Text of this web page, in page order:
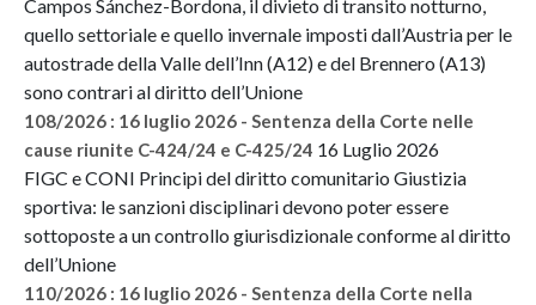
Campos Sánchez-Bordona, il divieto di transito notturno,
quello settoriale e quello invernale imposti dall’Austria per le
autostrade della Valle dell’Inn (A12) e del Brennero (A13)
sono contrari al diritto dell’Unione
108/2026 : 16 luglio 2026 - Sentenza della Corte nelle
cause riunite C-424/24 e C-425/24 16 Luglio 2026
FIGC e CONI Principi del diritto comunitario Giustizia
sportiva: le sanzioni disciplinari devono poter essere
sottoposte a un controllo giurisdizionale conforme al diritto
dell’Unione
110/2026 : 16 luglio 2026 - Sentenza della Corte nella